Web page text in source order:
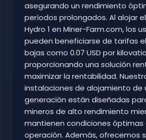
asegurando un rendimiento
períodos prolongados. Al alojar el
Hydro 1 en Miner-Farm.com, los
pueden beneficiarse de tarifas
bajas como 0.07 USD por
proporcionando una solución
maximizar la rentabilidad.
instalaciones de alojamiento de
generación están diseñadas
mineros de alto rendimiento
mantienen condiciones óptimas
operación. Además, ofrecemos